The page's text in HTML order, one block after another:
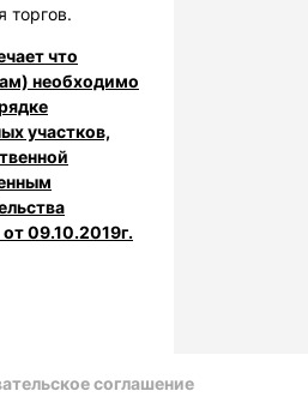
торгов.
что
необходимо
участков,
09.10.2019г.
соглашение